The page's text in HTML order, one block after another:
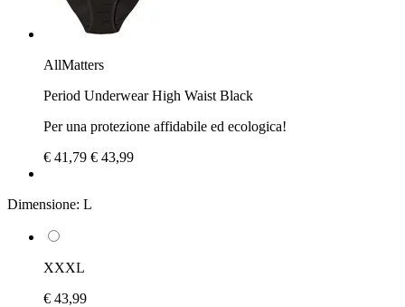
AllMatters
Period Underwear High Waist Black
Per una protezione affidabile ed ecologica!
€ 41,79 € 43,99
Dimensione: L
XXXL
€ 43,99